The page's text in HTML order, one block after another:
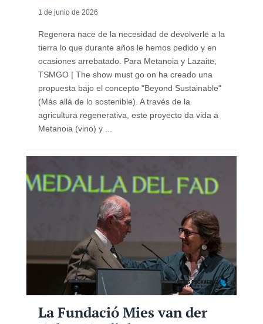
1 de junio de 2026
Regenera nace de la necesidad de devolverle a la
tierra lo que durante años le hemos pedido y en
ocasiones arrebatado. Para Metanoia y Lazaite,
TSMGO | The show must go on ha creado una
propuesta bajo el concepto "Beyond Sustainable"
(Más allá de lo sostenible). A través de la
agricultura regenerativa, este proyecto da vida a
Metanoia (vino) y ...
La Fundació Mies van der